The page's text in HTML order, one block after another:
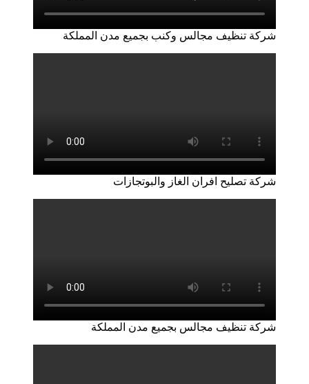
شركة تنظيف مجالس وكنب بجميع مدن المملكة
شركة تصليح افران الغاز والبوتجازات
شركة تنظيف مجالس بجميع مدن المملكة